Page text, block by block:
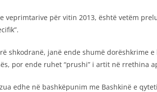
veprimtarive për vitin 2013, është vetëm
shkodranë, janë ende shumë dorëshkrime
por ende ruhet “prushi” i artit në rrethina
edhe në bashkëpunim me Bashkinë e